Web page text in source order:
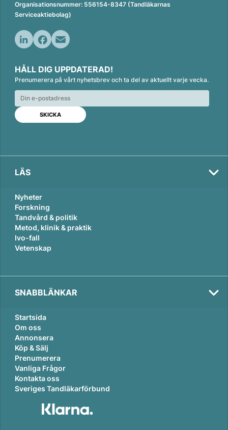
Organisationsnummer: 556154-8347 (Tandläkarnas
Serviceaktiebolag)
n
k
e
d
n
c
e
b
o
o
k
a
i
l
HÅLL DIG UPPDATERAD!
Prenumerera på vårt nyhetsbrev och ta del av aktuellt varje vecka.
LÄS
Nyheter
Forskning
Tandvård & politik
Metod, klinik & praktik
Ivo-fall
Vetenskap
SNABBLÄNKAR
Startsida
Om oss
Annonsera
Köp & Sälj
Prenumerera
Vanliga Frågor
Kontakta oss
Sveriges Tandläkarförbund